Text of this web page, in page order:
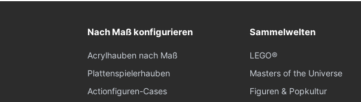
Nach Maß konfigurieren
Acrylhauben nach Maß
Plattenspielerhauben
Actionfiguren-Cases
Sammelwelten
LEGO®
Masters of the Universe
Figuren & Popkultur